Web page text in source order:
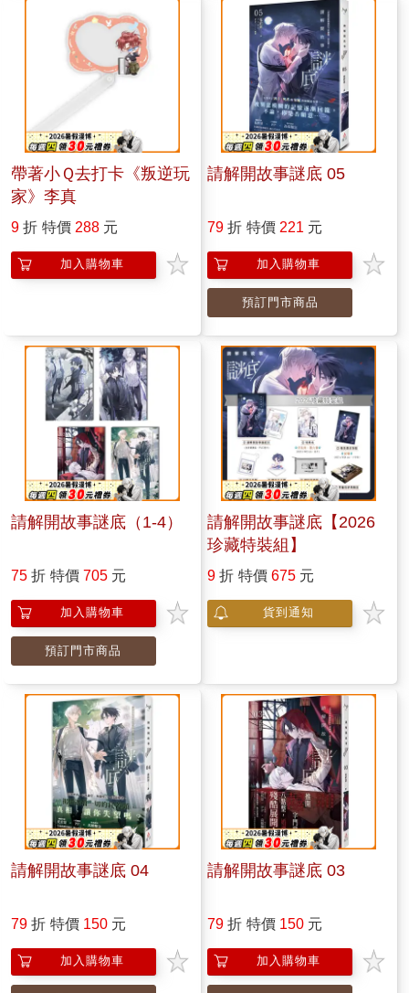
帶著小Ｑ去打卡《叛逆玩
家》李真
9 折 特價 288 元
加入購物車
請解開故事謎底 05
79 折 特價 221 元
加入購物車
預訂門市商品
請解開故事謎底（1-4）
75 折 特價 705 元
加入購物車
預訂門市商品
請解開故事謎底【2026
珍藏特裝組】
9 折 特價 675 元
貨到通知
請解開故事謎底 04
79 折 特價 150 元
加入購物車
請解開故事謎底 03
79 折 特價 150 元
加入購物車